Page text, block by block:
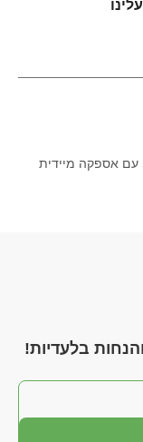
עלינו
Exoprimal — משחק Action זמין ב-SE-Keys עם אספקה מיידית
בלעדיות!